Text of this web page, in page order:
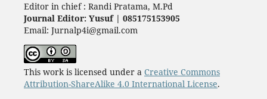
Editor in chief : Randi Pratama, M.Pd
Journal Editor: Yusuf | 085175153905
Email: Jurnalp4i@gmail.com
This work is licensed under a Creative Commons
Attribution-ShareAlike 4.0 International License.